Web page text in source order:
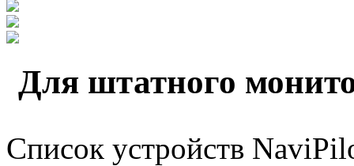
Для штатного
Список устройств